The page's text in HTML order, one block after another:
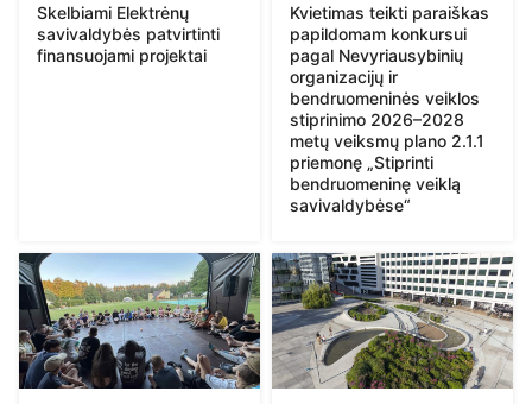
Skelbiami Elektrėnų
savivaldybės patvirtinti
finansuojami projektai
Kvietimas teikti paraiškas
papildomam konkursui
pagal Nevyriausybinių
organizacijų ir
bendruomeninės veiklos
stiprinimo 2026–2028
metų veiksmų plano 2.1.1
priemonę „Stiprinti
bendruomeninę veiklą
savivaldybėse“